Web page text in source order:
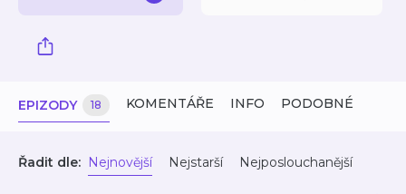
EPIZODY 18 KOMENTÁŘE INFO PODOBNÉ
Řadit dle: Nejnovější Nejstarší Nejposlouchanější